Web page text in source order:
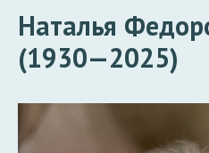
Наталья
(1930—2025)